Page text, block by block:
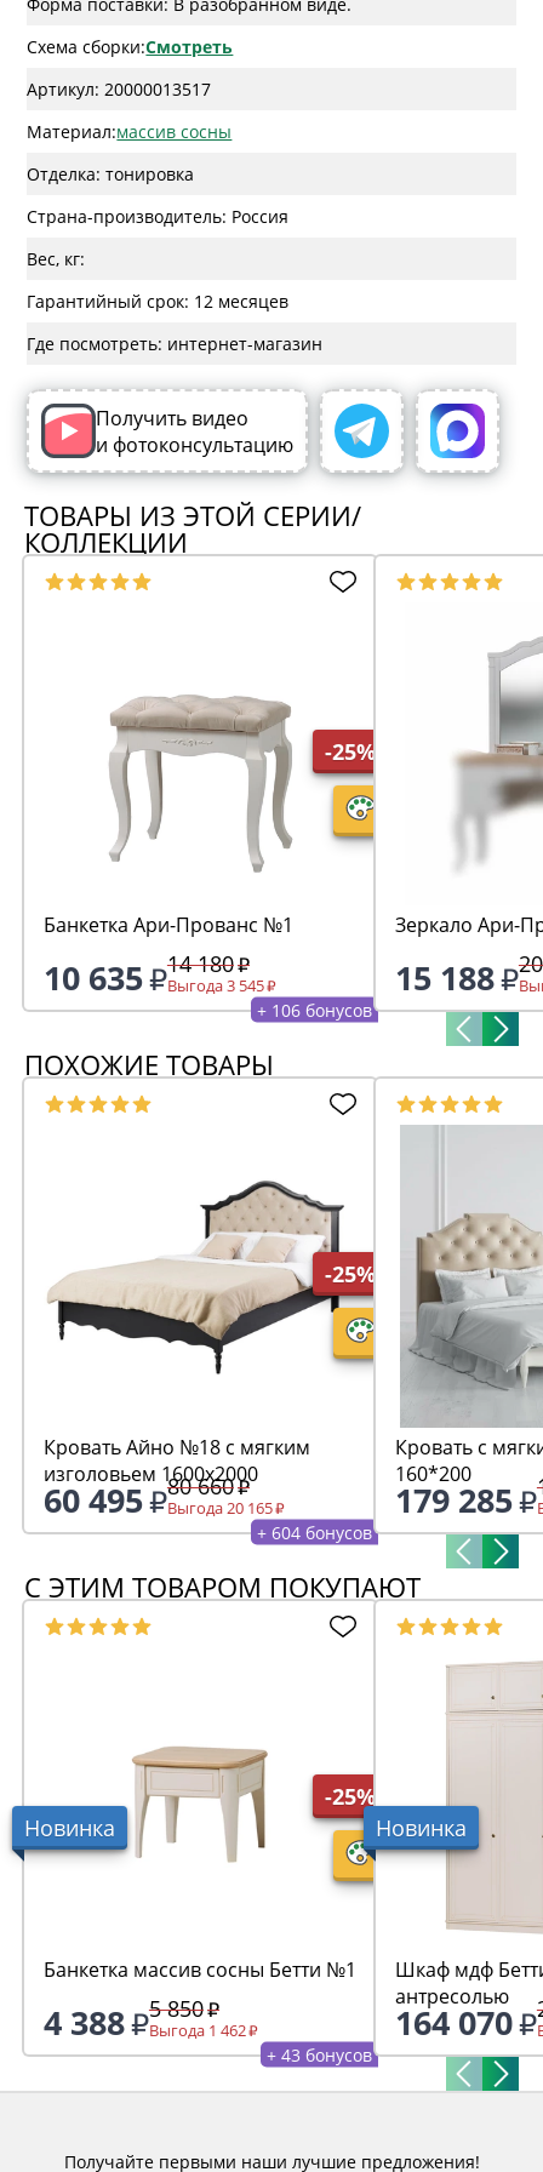
Форма поставки: В разобранном виде.
Схема сборки:Смотреть
Артикул: 20000013517
Материал:массив сосны
Отделка: тонировка
Страна-производитель: Россия
Вес, кг:
Гарантийный срок: 12 месяцев
Где посмотреть: интернет-магазин
Получить видео
и фотоконсультацию
ТОВАРЫ ИЗ ЭТОЙ СЕРИИ/
КОЛЛЕКЦИИ
-25%
Банкетка Ари-Прованс №1
10 635 14 180
Выгода 3 545
+ 106 бонусов
Зеркало Ари-
15 188
ПОХОЖИЕ ТОВАРЫ
-25%
Кровать Айно №18 с мягким
изголовьем 1600х2000
60 495 80 660
Выгода 20 165
+ 604 бонусов
Кровать с
160*200
179 285
С ЭТИМ ТОВАРОМ ПОКУПАЮТ
Новинка
-25%
Банкетка массив сосны Бетти №1
4 388 5 850
Выгода 1 462
+ 43 бонусов
Новинка
Шкаф мдф
антресолью
164 070
Получайте первыми наши лучшие предложения!